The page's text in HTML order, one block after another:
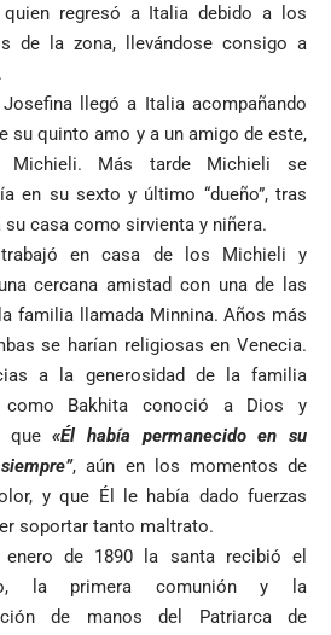
quien regresó a Italia debido a los
de la zona, llevándose consigo a
Josefina llegó a Italia acompañando
su quinto amo y a un amigo de este,
Michieli. Más tarde Michieli se
en su sexto y último “dueño”, tras
su casa como sirvienta y niñera.
trabajó en casa de los Michieli y
cercana amistad con una de las
familia llamada Minnina. Años más
se harían religiosas en Venecia.
a la generosidad de la familia
como Bakhita conoció a Dios y
que«Él había permanecido en su
, aún en los momentos de
y que Él le había dado fuerzas
soportar tanto maltrato.
de 1890 la santa recibió el
la primera comunión y la
de manos del Patriarca de
MÁS
Caninos de la
Policía
frustran envío
de 20 kilos de
ocultos en
encomienda
hacia Medellín
1
Fico Gutiérrez
presiones
para asistir a
evento de
Petro en
VER
MÁS
Petro
sacar a
tras
corrupción
llama
Deportes
VER
MÁS
Luis Díaz
desata
polémica y
divide las
redes por su
visita familiar
a Abelardo de
la Espriella
El golazo de
Iglesia VER MÁS
Tarso revive el
legado del beato
Jesús Aníbal
Gómez a 90 años
de su martirio
1